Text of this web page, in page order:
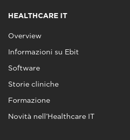
HEALTHCARE IT
Overview
Informazioni su Ebit
Software
Storie cliniche
Formazione
Novità nell’Healthcare IT